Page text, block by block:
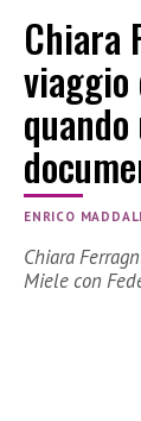
Chiara
viaggio
ENRICO
Chiara
Miele con